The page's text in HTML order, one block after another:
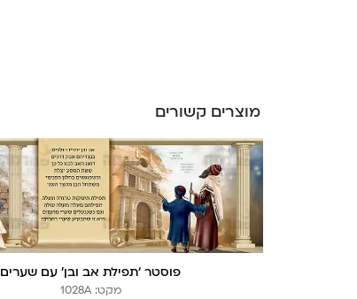
מוצרים קשורים
פוסטר ‘תפילת אב ובן’ עם שערים
מקט: 1028A